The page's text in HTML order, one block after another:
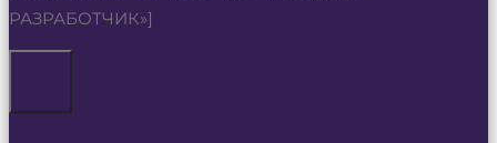
РАЗРАБОТЧИК»]